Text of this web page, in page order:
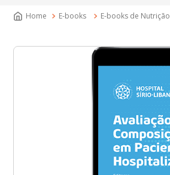
E-books E-books de Nutrição